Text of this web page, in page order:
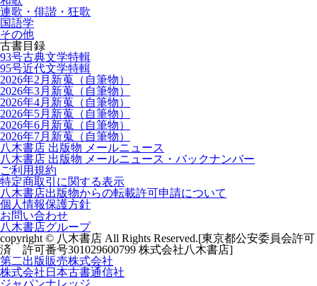
連歌・俳諧・狂歌
国語学
その他
古書目録
93号古典文学特輯
95号近代文学特輯
2026年2月新蒐（自筆物）
2026年3月新蒐（自筆物）
2026年4月新蒐（自筆物）
2026年5月新蒐（自筆物）
2026年6月新蒐（自筆物）
2026年7月新蒐（自筆物）
八木書店 出版物 メールニュース
八木書店 出版物 メールニュース・バックナンバー
ご利用規約
特定商取引に関する表示
八木書店出版物からの転載許可申請について
個人情報保護方針
お問い合わせ
八木書店グループ
copyright © 八木書店 All Rights Reserved.[東京都公安委員会許可
済 許可番号301029600799 株式会社八木書店]
第二出版販売株式会社
株式会社日本古書通信社
ジャパンナレッジ